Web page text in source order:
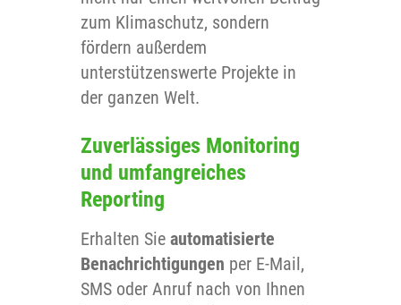
zum Klimaschutz, sondern
fördern außerdem
unterstützenswerte Projekte in
der ganzen Welt.
Zuverlässiges Monitoring
und umfangreiches
Reporting
Erhalten Sie automatisierte
Benachrichtigungen per E-Mail,
SMS oder Anruf nach von Ihnen